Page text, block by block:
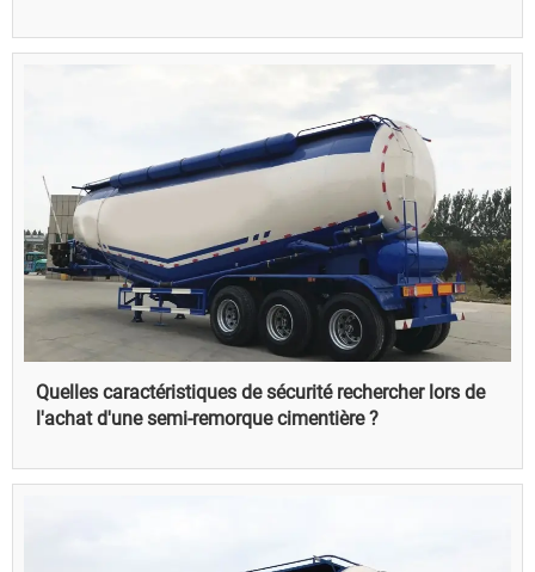
Quelles caractéristiques de sécurité rechercher lors de
l'achat d'une semi-remorque cimentière ?